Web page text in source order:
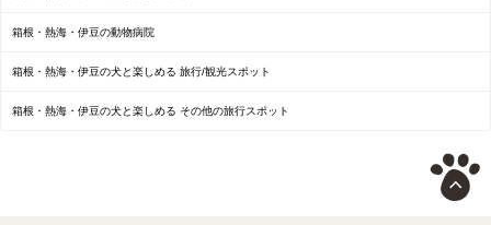
箱根・熱海・伊豆の動物病院
箱根・熱海・伊豆の犬と楽しめる 旅行/観光スポット
箱根・熱海・伊豆の犬と楽しめる その他の旅行スポット